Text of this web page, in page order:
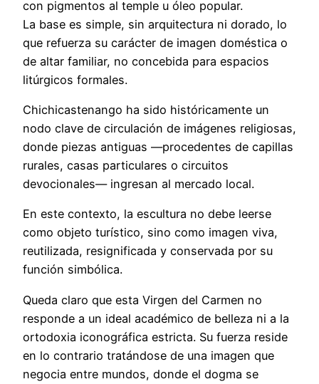
con pigmentos al temple u óleo popular.
La base es simple, sin arquitectura ni dorado, lo
que refuerza su carácter de imagen doméstica o
de altar familiar, no concebida para espacios
litúrgicos formales.
Chichicastenango ha sido históricamente un
nodo clave de circulación de imágenes religiosas,
donde piezas antiguas —procedentes de capillas
rurales, casas particulares o circuitos
devocionales— ingresan al mercado local.
En este contexto, la escultura no debe leerse
como objeto turístico, sino como imagen viva,
reutilizada, resignificada y conservada por su
función simbólica.
Queda claro que esta Virgen del Carmen no
responde a un ideal académico de belleza ni a la
ortodoxia iconográfica estricta. Su fuerza reside
en lo contrario tratándose de una imagen que
negocia entre mundos, donde el dogma se